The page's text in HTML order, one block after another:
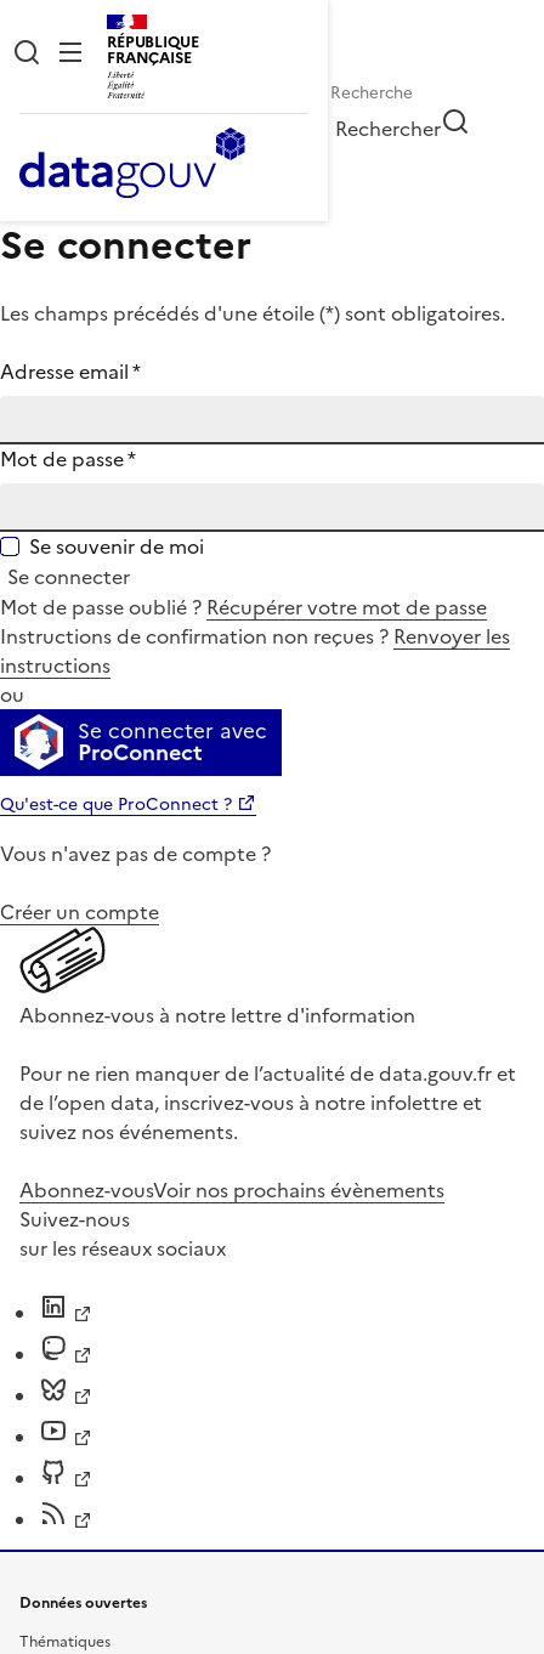
RÉPUBLIQUE
FRANÇAISE
Rechercher
Se connecter
Les champs précédés d'une étoile (*) sont obligatoires.
Adresse email*
Mot de passe*
Se souvenir de moi
Se connecter
Mot de passe oublié ? Récupérer votre mot de passe
Instructions de confirmation non reçues ? Renvoyer les
instructions
ou
Se connecter avec
ProConnect
Qu'est-ce que ProConnect ?
Vous n'avez pas de compte ?
Créer un compte
Abonnez-vous à notre lettre d'information
Pour ne rien manquer de l’actualité de data.gouv.fr et
de l’open data, inscrivez-vous à notre infolettre et
suivez nos événements.
Abonnez-vousVoir nos prochains évènements
Suivez-nous
sur les réseaux sociaux
Données ouvertes
Thématiques